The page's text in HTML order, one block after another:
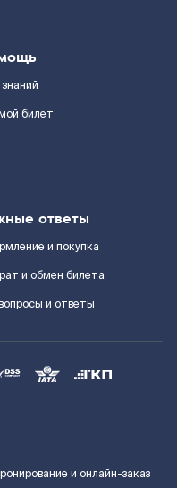
знаний
билет
ответы
и покупка
и обмен билета
и ответы
и онлайн-заказ